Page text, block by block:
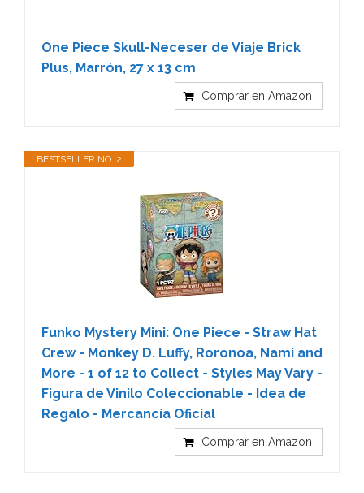
One Piece Skull-Neceser de Viaje Brick
Plus, Marrón, 27 x 13 cm
Comprar en Amazon
BESTSELLER NO. 2
Funko Mystery Mini: One Piece - Straw Hat
Crew - Monkey D. Luffy, Roronoa, Nami and
More - 1 of 12 to Collect - Styles May Vary -
Figura de Vinilo Coleccionable - Idea de
Regalo - Mercancía Oficial
Comprar en Amazon